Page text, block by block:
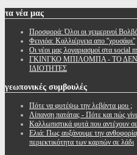
τα νέα μας
Προσφορά: Όλοι οι χειμερινοί
Φειγιόα: Καλλιέργεια απο ''χρυσάφι''
Oι νέοι μας λογαριασμοί στα social
ΓΚΙΝΓΚΟ ΜΠΙΛΟΜΠΑ - ΤΟ
ΙΔΙΟΤΗΤΕΣ
γεωπονικές συμβουλές
Πότε να φυτέψω την λεβάντα μου ;
Λίπανση πατάτας - Πότε και πώς
Καλλωπιστικά φυτά που αντέχουν
Ελιά: Πως αυξάνουμε την
περιεκτικότητα των καρπών σε λάδι